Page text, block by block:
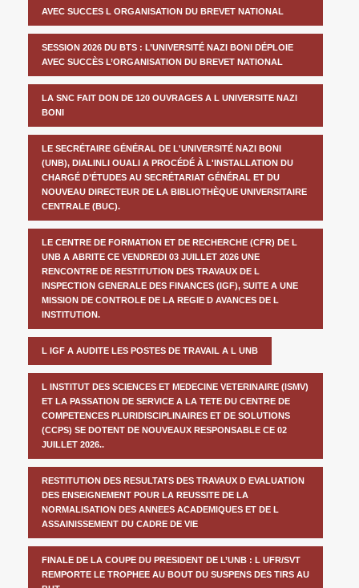
AVEC SUCCES L ORGANISATION DU BREVET NATIONAL
SESSION 2026 DU BTS : L’UNIVERSITÉ NAZI BONI DÉPLOIE
AVEC SUCCÈS L’ORGANISATION DU BREVET NATIONAL
LA SNC FAIT DON DE 120 OUVRAGES A L UNIVERSITE NAZI
BONI
LE SECRÉTAIRE GÉNÉRAL DE L'UNIVERSITÉ NAZI BONI
(UNB), DIALINLI OUALI A PROCÉDÉ À L'INSTALLATION DU
CHARGÉ D’ÉTUDES AU SECRÉTARIAT GÉNÉRAL ET DU
NOUVEAU DIRECTEUR DE LA BIBLIOTHÈQUE UNIVERSITAIRE
CENTRALE (BUC).
LE CENTRE DE FORMATION ET DE RECHERCHE (CFR) DE L
UNB A ABRITE CE VENDREDI 03 JUILLET 2026 UNE
RENCONTRE DE RESTITUTION DES TRAVAUX DE L
INSPECTION GENERALE DES FINANCES (IGF), SUITE A UNE
MISSION DE CONTROLE DE LA REGIE D AVANCES DE L
INSTITUTION.
L IGF A AUDITE LES POSTES DE TRAVAIL A L UNB
L INSTITUT DES SCIENCES ET MEDECINE VETERINAIRE (ISMV)
ET LA PASSATION DE SERVICE A LA TETE DU CENTRE DE
COMPETENCES PLURIDISCIPLINAIRES ET DE SOLUTIONS
(CCPS) SE DOTENT DE NOUVEAUX RESPONSABLE CE 02
JUILLET 2026..
RESTITUTION DES RESULTATS DES TRAVAUX D EVALUATION
DES ENSEIGNEMENT POUR LA REUSSITE DE LA
NORMALISATION DES ANNEES ACADEMIQUES ET DE L
ASSAINISSEMENT DU CADRE DE VIE
FINALE DE LA COUPE DU PRESIDENT DE L’UNB : L UFR/SVT
REMPORTE LE TROPHEE AU BOUT DU SUSPENS DES TIRS AU